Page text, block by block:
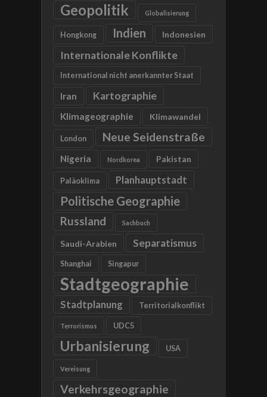
Geopolitik Globalisierung
Hongkong Indien Indonesien
Internationale Konflikte
International nicht anerkannter Staat
Iran Kartographie
Klimageographie Klimawandel
London Neue Seidenstraße
Nigeria Nordkorea Pakistan
Paläoklima Planhauptstadt
Politische Geographie
Russland Sachbuch
Saudi-Arabien Separatismus
Shanghai Singapur
Stadtgeographie
Stadtplanung Territorialkonflikt
Terrorismus UDC5
Urbanisierung USA
Vereisung
Verkehrsgeographie